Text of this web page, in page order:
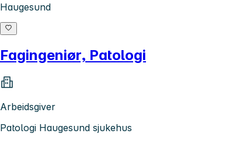
Haugesund
Fagingeniør, Patologi
Arbeidsgiver
Patologi Haugesund sjukehus